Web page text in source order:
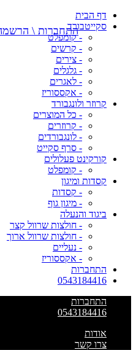
דף הבית
סקייטבורד
- קומפלט
- קרשים
- צירים
- גלגלים
- לאגרים
- אקססוריז
קרוזר ולונגבורד
- כל המוצרים
- קרוזרים
- לונגבורדים
- סרף סקייט
קורקינט פעלולים
- קומפלט
קסדות ומיגון
- קסדות
- מיגון גוף
ביגוד והנעלה
- חולצות שרוול קצר
- חולצות שרוול ארוך
- נעליים
- אקססוריז
התחברות
0543184416
התחברות
0543184416
אודות
צרו קשר
התחברות \